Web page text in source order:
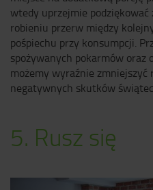
wtedy uprzejmie podziękować
robieniu przerw między
pośpiechu przy konsumpcji.
spożywanych pokarmów oraz
możemy wyraźnie
negatywnych skutków
5. Rusz się